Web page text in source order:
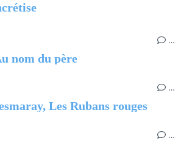
…
nom du père
…
Les Rubans rouges
…